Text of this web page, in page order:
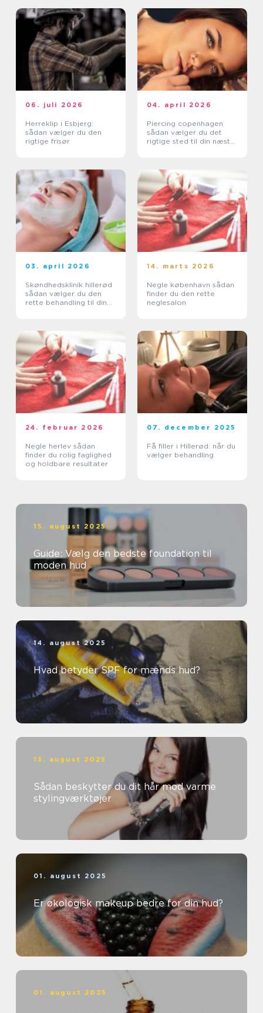
06. juli 2026
Herreklip i Esbjerg:
sådan vælger du den
rigtige frisør
04. april 2026
Piercing copenhagen
sådan vælger du det
rigtige sted til din næste
03. april 2026
Skøndhedsklinik hillerød
sådan vælger du den
rette behandling til din
14. marts 2026
Negle københavn sådan
finder du den rette
neglesalon
24. februar 2026
Negle herlev sådan
finder du rolig faglighed
og holdbare resultater
07. december 2025
Få filler i Hillerød: når du
vælger behandling
15. august 2025
Guide: Vælg den bedste foundation til
moden hud
14. august 2025
Hvad betyder SPF for mænds hud?
13. august 2025
Sådan beskytter du dit hår mod varme
stylingværktøjer
01. august 2025
Er økologisk makeup bedre for din hud?
01. august 2025